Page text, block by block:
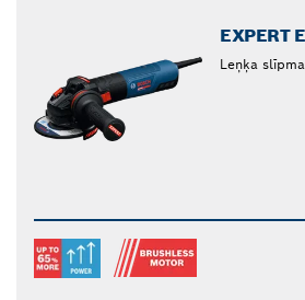
EXPERT
Leņķa